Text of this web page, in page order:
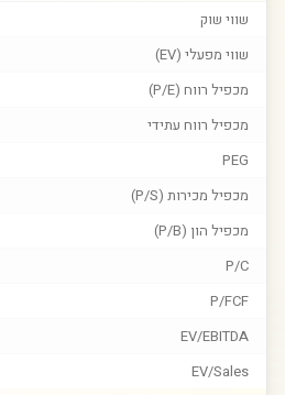
שווי שוק
שווי מפעלי (EV)
מכפיל רווח (P/E)
מכפיל רווח עתידי
PEG
מכפיל מכירות (P/S)
מכפיל הון (P/B)
P/C
P/FCF
EV/EBITDA
EV/Sales